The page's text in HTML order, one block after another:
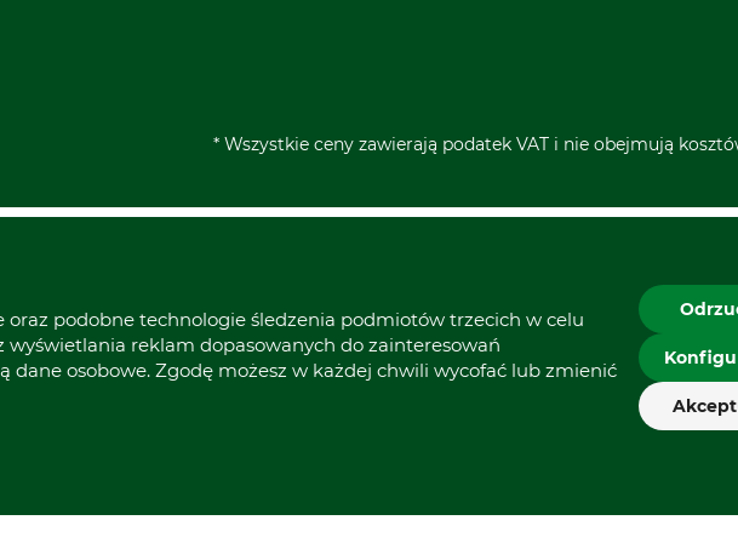
* Wszystkie ceny zawierają podatek VAT i nie obejmują
podobne technologie śledzenia podmiotów trzecich w celu
wyświetlania reklam dopasowanych do zainteresowań
dane osobowe. Zgodę możesz w każdej chwili wycofać lub zmienić